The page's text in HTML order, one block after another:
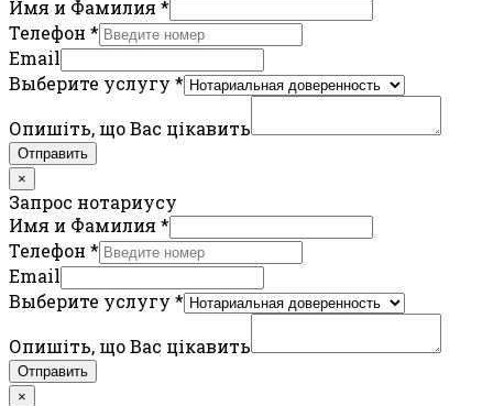
Имя и Фамилия *
Телефон *
Email
Выберите услугу *
Опишіть, що Вас цікавить
Отправить
×
Запрос нотариусу
Имя и Фамилия *
Телефон *
Email
Выберите услугу *
Опишіть, що Вас цікавить
Отправить
×